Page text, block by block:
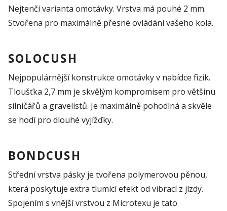
Nejtenčí varianta omotávky. Vrstva má pouhé 2 mm.
Stvořena pro maximálně přesné ovládání vašeho kola.
SOLOCUSH
Nejpopulárnější konstrukce omotávky v nabídce fizik.
Tloušťka 2,7 mm je skvělým kompromisem pro většinu
silničářů a gravelistů. Je maximálně pohodlná a skvěle
se hodí pro dlouhé vyjížďky.
BONDCUSH
Střední vrstva pásky je tvořena polymerovou pěnou,
která poskytuje extra tlumící efekt od vibrací z jízdy.
Spojením s vnější vrstvou z Microtexu je tato